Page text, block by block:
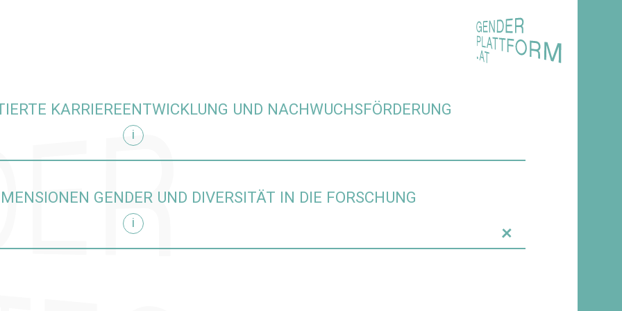
KARRIEREENTWICKLUNG UND NACHWUCHSFÖRDERUNG
i
GENDER UND DIVERSITÄT IN DIE FORSCHUNG
i
+